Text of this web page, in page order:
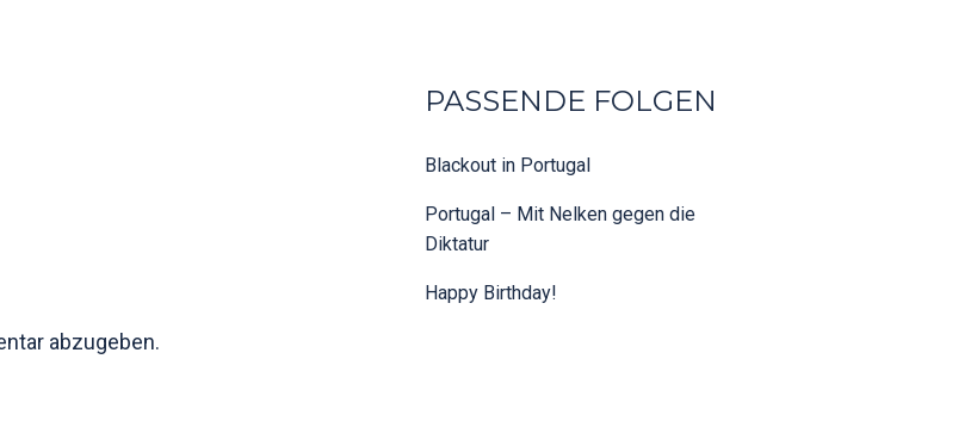
abzugeben.
PASSENDE FOLGEN
Blackout in Portugal
Portugal – Mit Nelken gegen die
Diktatur
Happy Birthday!